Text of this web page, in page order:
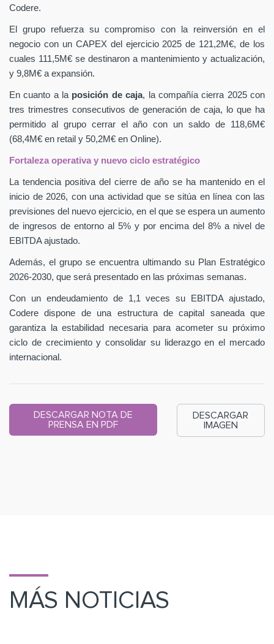
Codere.
El grupo refuerza su compromiso con la reinversión en el
negocio con un CAPEX del ejercicio 2025 de 121,2M€, de los
cuales 111,5M€ se destinaron a mantenimiento y actualización,
y 9,8M€ a expansión.
En cuanto a la posición de caja, la compañía cierra 2025 con
tres trimestres consecutivos de generación de caja, lo que ha
permitido al grupo cerrar el año con un saldo de 118,6M€
(68,4M€ en retail y 50,2M€ en Online).
Fortaleza operativa y nuevo ciclo estratégico
La tendencia positiva del cierre de año se ha mantenido en el
inicio de 2026, con una actividad que se sitúa en línea con las
previsiones del nuevo ejercicio, en el que se espera un aumento
de ingresos de entorno al 5% y por encima del 8% a nivel de
EBITDA ajustado.
Además, el grupo se encuentra ultimando su Plan Estratégico
2026-2030, que será presentado en las próximas semanas.
Con un endeudamiento de 1,1 veces su EBITDA ajustado,
Codere dispone de una estructura de capital saneada que
garantiza la estabilidad necesaria para acometer su próximo
ciclo de crecimiento y consolidar su liderazgo en el mercado
internacional.
DESCARGAR NOTA DE
PRENSA EN PDF
DESCARGAR
IMAGEN
MÁS NOTICIAS